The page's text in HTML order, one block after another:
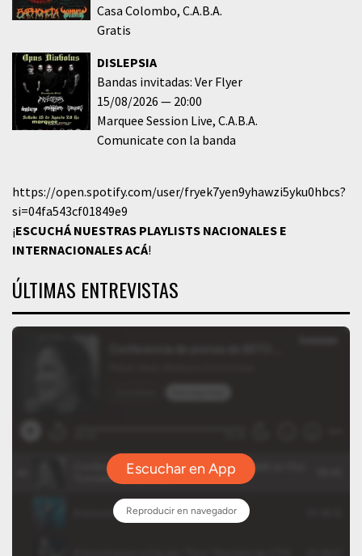
Casa Colombo C.A.B.A.
Gratis
DISLEPSIA
Bandas invitadas: Ver Flyer
15/08/2026
20:00
Marquee Session Live C.A.B.A.
Comunicate con la banda
https://open.spotify.com/user/fryek7yen9yhawzi5yku0hbcs?
si=04fa543cf01849e9
¡ESCUCHÁ NUESTRAS PLAYLISTS NACIONALES E
INTERNACIONALESACÁ!
ÚLTIMAS ENTREVISTAS